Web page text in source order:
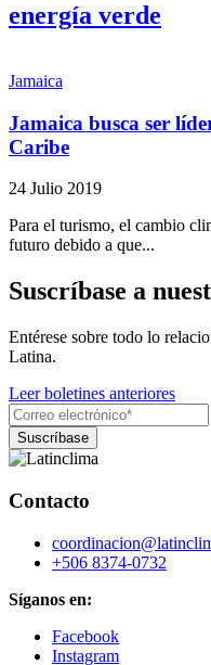
energía verde
Jamaica
Jamaica busca ser
Caribe
24 Julio 2019
Para el turismo, el cambio
futuro debido a que...
Suscríbase a
Entérese sobre todo lo
Latina.
Leer boletines anteriores
Contacto
+506 8374-0732
Síganos en:
Facebook
Instagram